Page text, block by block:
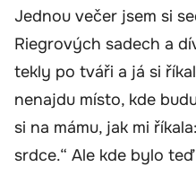
Jednou večer jsem si
Riegrových sadech a
tekly po tváři a já si
nenajdu místo, kde
si na mámu, jak mi
srdce.“ Ale kde bylo